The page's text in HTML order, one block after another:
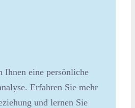
Ihnen eine persönliche
Erfahren Sie mehr
und lernen Sie